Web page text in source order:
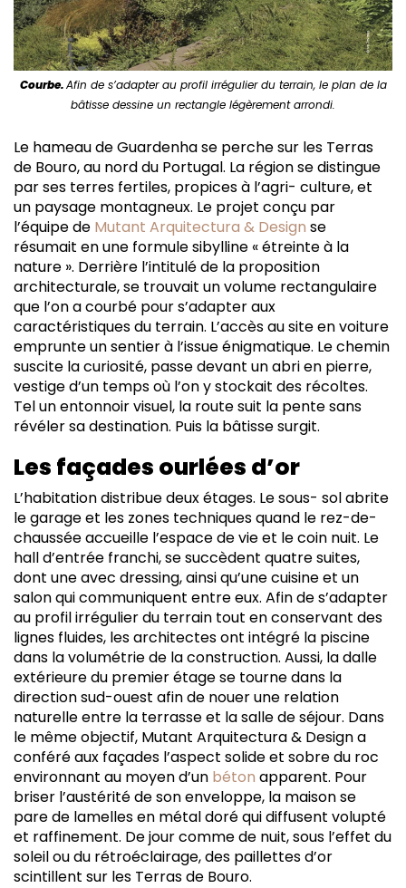
Courbe.Afin de s’adapter au profil irrégulier du terrain, le plan de la
bâtisse dessine un rectangle légèrement arrondi.
Le hameau de Guardenha se perche sur les Terras
de Bouro, au nord du Portugal. La région se distingue
par ses terres fertiles, propices à l’agri- culture, et
un paysage montagneux. Le projet conçu par
l’équipe de Mutant Arquitectura & Design se
résumait en une formule sibylline « étreinte à la
nature ». Derrière l’intitulé de la proposition
architecturale, se trouvait un volume rectangulaire
que l’on a courbé pour s’adapter aux
caractéristiques du terrain. L’accès au site en voiture
emprunte un sentier à l’issue énigmatique. Le chemin
suscite la curiosité, passe devant un abri en pierre,
vestige d’un temps où l’on y stockait des récoltes.
Tel un entonnoir visuel, la route suit la pente sans
révéler sa destination. Puis la bâtisse surgit.
Les façades ourlées d’or
L’habitation distribue deux étages. Le sous- sol abrite
le garage et les zones techniques quand le rez-de-
chaussée accueille l’espace de vie et le coin nuit. Le
hall d’entrée franchi, se succèdent quatre suites,
dont une avec dressing, ainsi qu’une cuisine et un
salon qui communiquent entre eux. Afin de s’adapter
au profil irrégulier du terrain tout en conservant des
lignes fluides, les architectes ont intégré la piscine
dans la volumétrie de la construction. Aussi, la dalle
extérieure du premier étage se tourne dans la
direction sud-ouest afin de nouer une relation
naturelle entre la terrasse et la salle de séjour. Dans
le même objectif, Mutant Arquitectura & Design a
conféré aux façades l’aspect solide et sobre du roc
environnant au moyen d’un béton apparent. Pour
briser l’austérité de son enveloppe, la maison se
pare de lamelles en métal doré qui diffusent volupté
et raffinement. De jour comme de nuit, sous l’effet du
soleil ou du rétroéclairage, des paillettes d’or
scintillent sur les Terras de Bouro.